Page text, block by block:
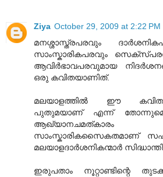
Ziya October 29, 2009 at 2:22 PM
മനശ്ശാസ്ത്രപരവും
സാംസ്കാരികപരവും
ആവിര്‍ഭാവപരവുമായ
ഒരു കവിതയാണിത്.
മലയാളത്തില്‍ ഈ
പുതുമയാണ് എന്ന്
ആഖ്യാനചമത്കാരം
സാംസ്കാരികസൈകതമാണ്
മലയാളദാര്‍ശനികന്മാര്‍
ഇരുപതാം നൂറ്റാണ്ടിന്റെ